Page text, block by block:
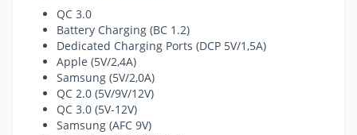
QC 3.0
Battery Charging (BC 1.2)
Dedicated Charging Ports (DCP 5V/1,5A)
Apple (5V/2,4A)
Samsung (5V/2,0A)
QC 2.0 (5V/9V/12V)
QC 3.0 (5V-12V)
Samsung (AFC 9V)